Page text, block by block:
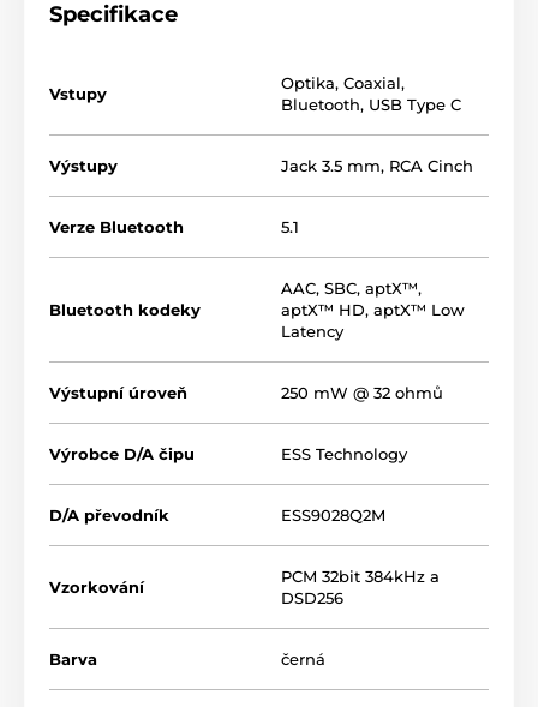
Specifikace
Vstupy
Optika, Coaxial,
Bluetooth, USB Type C
Výstupy Jack 3.5 mm, RCA Cinch
Verze Bluetooth 5.1
Bluetooth kodeky
AAC, SBC, aptX™,
aptX™ HD, aptX™ Low
Latency
Výstupní úroveň 250 mW @ 32 ohmů
Výrobce D/A čipu ESS Technology
D/A převodník ESS9028Q2M
Vzorkování
PCM 32bit 384kHz a
DSD256
Barva černá